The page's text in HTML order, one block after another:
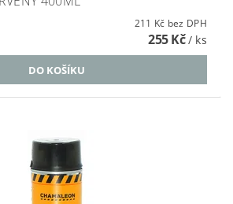
211 Kč bez DPH
255 Kč/ ks